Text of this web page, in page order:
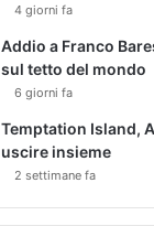
4 giorni fa
Addio a Franco
sul tetto del mondo
6 giorni fa
Temptation Island,
uscire insieme
2 settimane fa